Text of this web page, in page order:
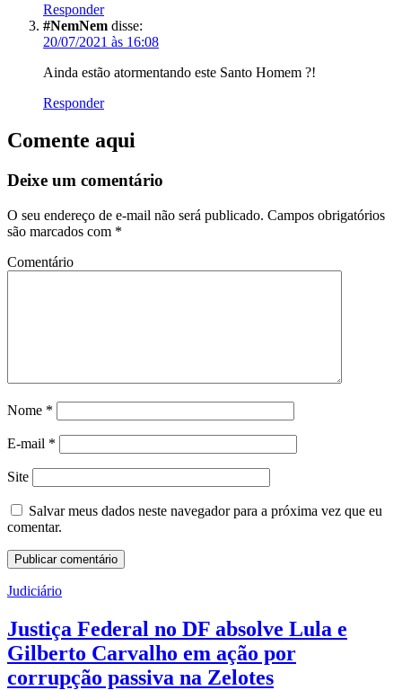
Responder
#NemNem disse:
20/07/2021 às 16:08
Ainda estão atormentando este Santo Homem ?!
Responder
Comente aqui
Deixe um comentário
O seu endereço de e-mail não será publicado. Campos obrigatórios
são marcados com *
Comentário
Nome *
E-mail *
Site
Salvar meus dados neste navegador para a próxima vez que eu
comentar.
Judiciário
Justiça Federal no DF absolve Lula e
Gilberto Carvalho em ação por
corrupção passiva na Zelotes